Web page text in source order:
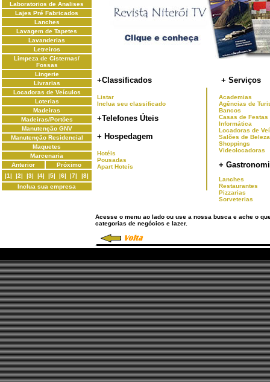
Laboratorios de Analises
Lajes Pré Fabricados
Lanches
Lavagem de Tapetes
Lavanderias
Letreiros
Limpeza de Cisternas/
Fossas
Lingerie
Livrarias
Locadoras de Veículos
Loterias
Madeiras
Madeiras/Portões
Manutenção GNV
Manutenção Residencial
Maquetes
Marcenaria
Anterior
Próximo
|1|
|2| |3| |4| |5| |6| |7|
|8|
Inclua sua empresa
+Classificados
Listar
Inclua seu classificado
+Telefones Úteis
+ Hospedagem
Hotéis
Pousadas
Apart Hoteís
+ Serviços
Academias
Agências de
Bancos
Casas de Festas
Informática
Locadoras de
Salões de Beleza
Shoppings
Videolocadoras
+
Lanches
Restaurantes
Pizzarias
Sorveterias
Acesse o menu ao lado ou use a nossa busca e ache o
categorias de negócios e lazer.